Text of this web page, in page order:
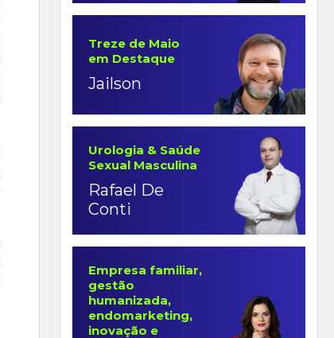
Treze de Maio
em Destaque
Jailson
Urologia & Saúde
Sexual Masculina
Rafael De
Conti
Empresa familiar,
gestão
humanizada,
endomarketing,
inovação e